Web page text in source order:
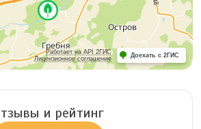
Работает на API 2ГИС
Лицензионное соглашение
Доехать с 2ГИС
и рейтинг